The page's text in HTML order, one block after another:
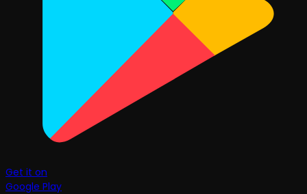
Get it on
Google Play